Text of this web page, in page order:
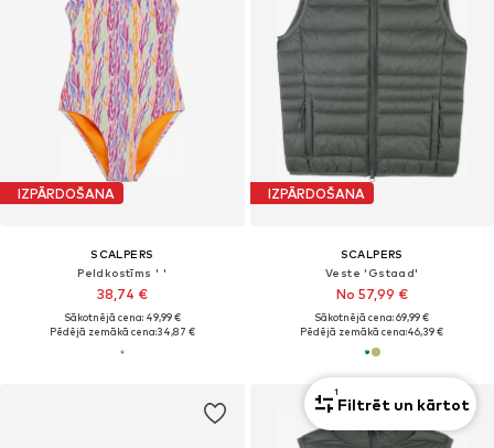
IZPĀRDOŠANA
SCALPERS
Peldkostīms ' '
38,74 €
Sākotnējā cena: 49,99 €
Pēdējā zemākā cena:34,87 €
IZPĀRDOŠANA
SCALPERS
Veste 'Gstaad'
No 57,99 €
Sākotnējā cena: 69,99 €
Pēdējā zemākā cena:46,39 €
1
Filtrēt un kārtot